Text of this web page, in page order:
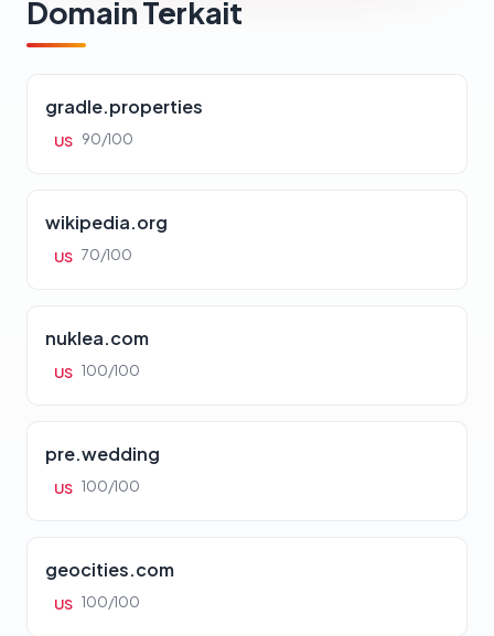
Domain Terkait
gradle.properties
US 90/100
wikipedia.org
US 70/100
nuklea.com
US 100/100
pre.wedding
US 100/100
geocities.com
US 100/100